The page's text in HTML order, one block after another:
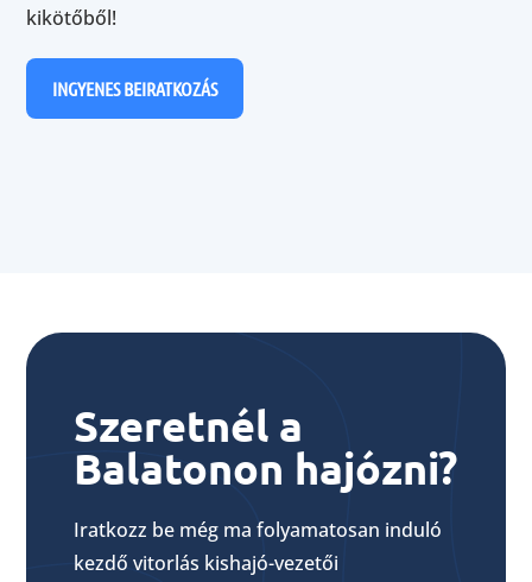
kikötőből!
INGYENES BEIRATKOZÁS
Szeretnél a
Balatonon hajózni?
Iratkozz be még ma folyamatosan induló
kezdő vitorlás kishajó-vezetői